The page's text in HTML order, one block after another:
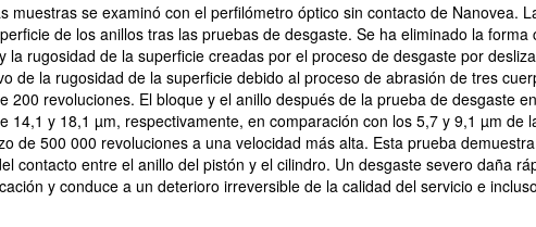
muestras se examinó con el perfilómetro óptico sin contacto de Nanovea.
de los anillos tras las pruebas de desgaste. Se ha eliminado la forma
la rugosidad de la superficie creadas por el proceso de desgaste por
de la rugosidad de la superficie debido al proceso de abrasión de tres
200 revoluciones. El bloque y el anillo después de la prueba de desgaste
14,1 y 18,1 µm, respectivamente, en comparación con los 5,7 y 9,1 µm de
de 500 000 revoluciones a una velocidad más alta. Esta prueba
contacto entre el anillo del pistón y el cilindro. Un desgaste severo daña
y conduce a un deterioro irreversible de la calidad del servicio e